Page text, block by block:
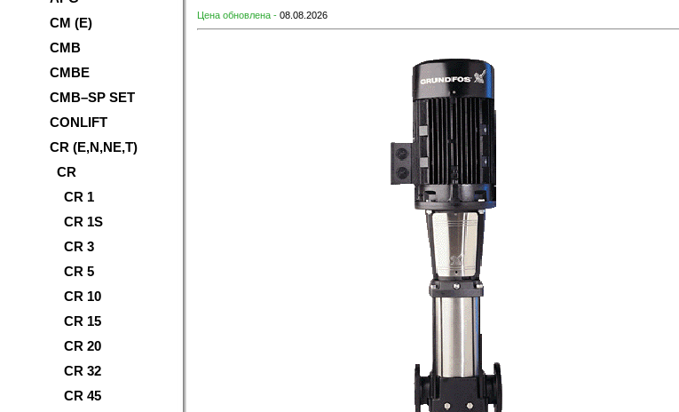
CM (E)
CMB
CMBE
CMB–SP SET
CONLIFT
CR (E,N,NE,T)
CR
CR 1
CR 1S
CR 3
CR 5
CR 10
CR 15
CR 20
CR 32
CR 45
Цена обновлена - 08.08.2026